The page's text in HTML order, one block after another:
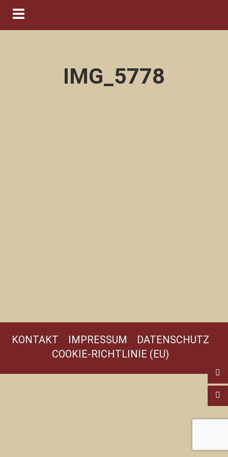
Navigation ein-/ausblenden
IMG_5778
KONTAKT IMPRESSUM
DATENSCHUTZ
COOKIE-RICHTLINIE (EU)